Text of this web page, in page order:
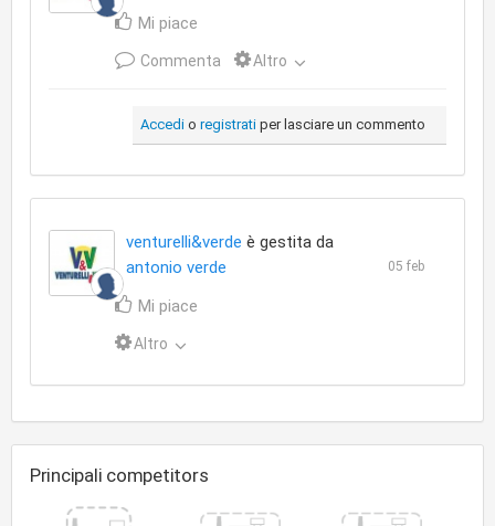
Mi piace
Commenta Altro
Accedi o registrati per lasciare un commento
venturelli&verde è gestita da
antonio verde
05 feb
Mi piace
Altro
Principali competitors